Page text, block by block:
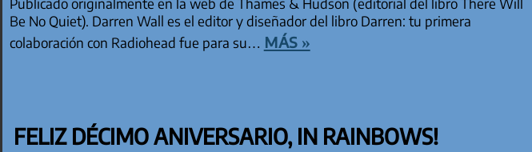
Be No Quiet). Darren Wall es el editor y diseñador del libro Darren: tu primera
colaboración con Radiohead fue para su… más »
FELIZ DÉCIMO ANIVERSARIO, IN RAINBOWS!